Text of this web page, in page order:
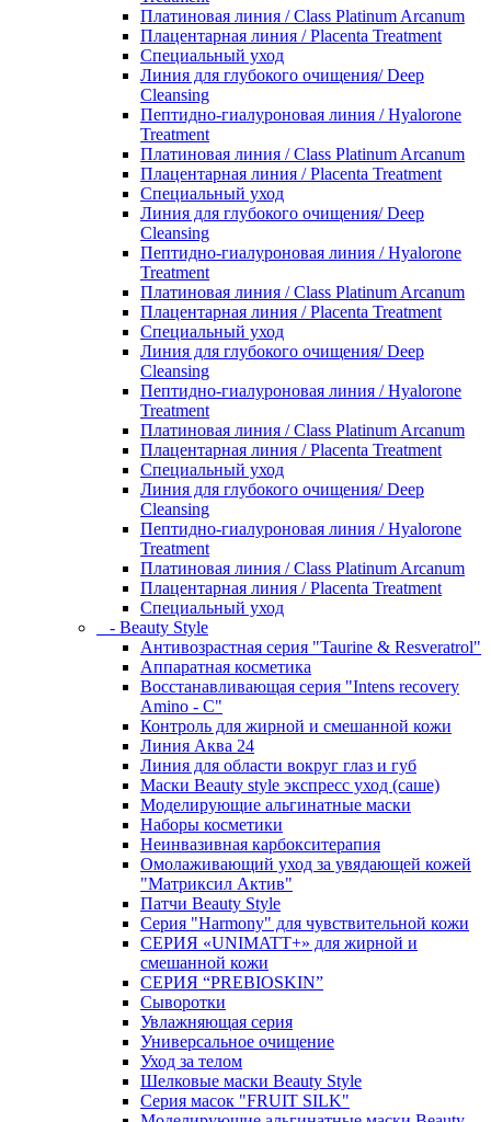
Платиновая линия / Class Platinum Arcanum
Плацентарная линия / Placenta Treatment
Специальный уход
Линия для глубокого очищения/ Deep
Cleansing
Пептидно-гиалуроновая линия / Hyalorone
Treatment
Платиновая линия / Class Platinum Arcanum
Плацентарная линия / Placenta Treatment
Специальный уход
Линия для глубокого очищения/ Deep
Cleansing
Пептидно-гиалуроновая линия / Hyalorone
Treatment
Платиновая линия / Class Platinum Arcanum
Плацентарная линия / Placenta Treatment
Специальный уход
Линия для глубокого очищения/ Deep
Cleansing
Пептидно-гиалуроновая линия / Hyalorone
Treatment
Платиновая линия / Class Platinum Arcanum
Плацентарная линия / Placenta Treatment
Специальный уход
Линия для глубокого очищения/ Deep
Cleansing
Пептидно-гиалуроновая линия / Hyalorone
Treatment
Платиновая линия / Class Platinum Arcanum
Плацентарная линия / Placenta Treatment
Специальный уход
- Beauty Style
Антивозрастная серия "Taurine & Resveratrol"
Аппаратная косметика
Восстанавливающая серия "Intens recovery
Amino - C"
Контроль для жирной и смешанной кожи
Линия Аква 24
Линия для области вокруг глаз и губ
Маски Beauty style экспресс уход (саше)
Моделирующие альгинатные маски
Наборы косметики
Неинвазивная карбокситерапия
Омолаживающий уход за увядающей кожей
"Матриксил Актив"
Патчи Beauty Style
Серия "Harmony" для чувствительной кожи
СЕРИЯ «UNIMATT+» для жирной и
смешанной кожи
СЕРИЯ “PREBIOSKIN”
Сыворотки
Увлажняющая серия
Универсальное очищение
Уход за телом
Шелковые маски Beauty Style
Серия масок "FRUIT SILK"